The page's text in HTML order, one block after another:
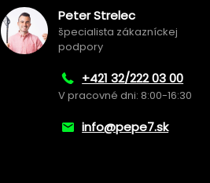
Peter Strelec
špecialista zákazníckej
podpory
+421 32/222 03 00
V pracovné dni: 8:00-16:30
info@pepe7.sk